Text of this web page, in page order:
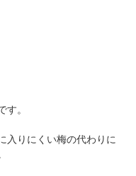
す。
入りにくい梅の代わりに